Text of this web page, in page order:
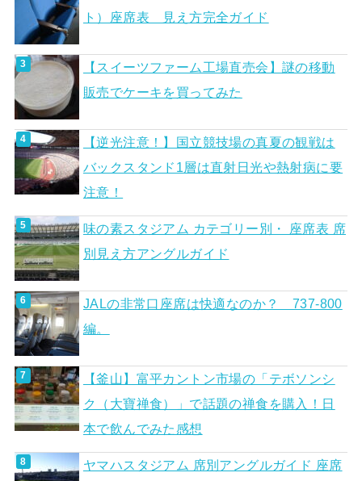
ト）座席表 見え方完全ガイド
【スイーツファーム工場直売会】謎の移動
販売でケーキを買ってみた
【逆光注意！】国立競技場の真夏の観戦は
バックスタンド1層は直射日光や熱射病に要
注意！
味の素スタジアム カテゴリー別・ 座席表 席
別見え方アングルガイド
JALの非常口座席は快適なのか？ 737-800
編。
【釜山】富平カントン市場の「テボソンシ
ク（大寶禅食）」で話題の禅食を購入！日
本で飲んでみた感想
ヤマハスタジアム 席別アングルガイド 座席